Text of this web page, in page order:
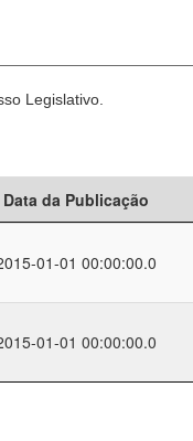
Legislativo.
Data da Publicação
01-01 00:00:00.0
01-01 00:00:00.0